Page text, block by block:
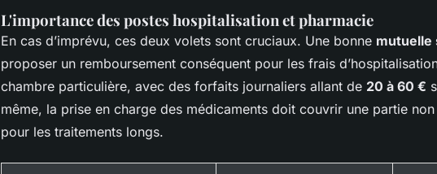
L'importance des postes hospitalisation et pharmacie
En cas d’imprévu, ces deux volets sont cruciaux. Une bonne mutuelle
proposer un remboursement conséquent pour les frais
chambre particulière, avec des forfaits journaliers allant de 20 à 60 €
même, la prise en charge des médicaments doit couvrir une partie
pour les traitements longs.